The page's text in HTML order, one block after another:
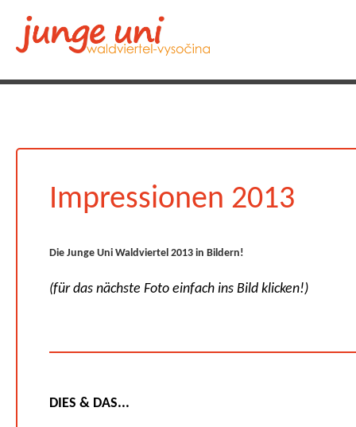
Impressionen 2013
Die Junge Uni Waldviertel 2013 in Bildern!
(für das nächste Foto einfach ins Bild klicken!)
DIES & DAS...